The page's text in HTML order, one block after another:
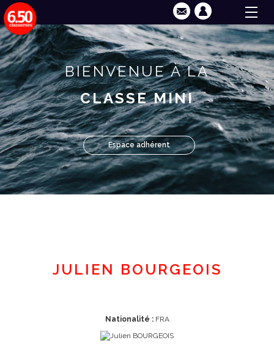
BIENVENUE À LA
CLASSE MINI
Espace adhérent
JULIEN BOURGEOIS
Nationalité :FRA